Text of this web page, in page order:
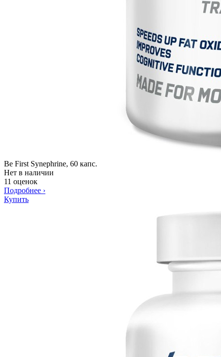
Be First Synephrine, 60 капс.
Нет в наличии
11 оценок
Подробнее ›
Купить